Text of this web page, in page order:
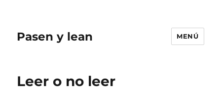
Pasen y lean MENÚ
Leer o no leer